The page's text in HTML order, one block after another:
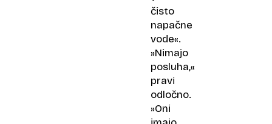
čisto
napačne
vode«.
»Nimajo
posluha,«
pravi
odločno.
»Oni